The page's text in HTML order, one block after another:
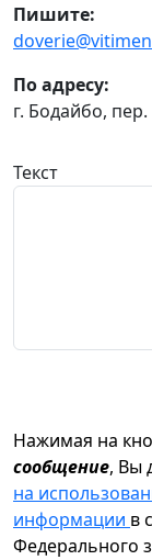
Пишите:
По адресу:
г. Бодайбо,
Текст
Нажимая на
сообщение, Вы
на
информации в
Федерального